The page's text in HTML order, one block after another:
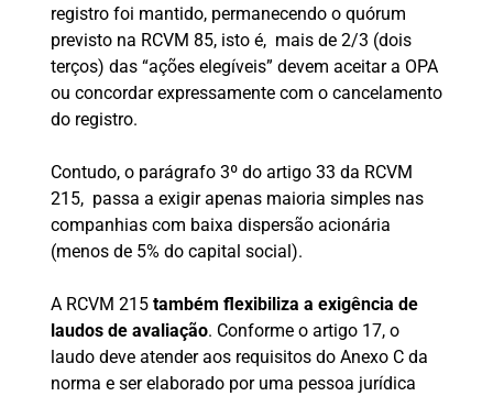
registro foi mantido, permanecendo o quórum
previsto na RCVM 85, isto é, mais de 2/3 (dois
terços) das “ações elegíveis” devem aceitar a OPA
ou concordar expressamente com o cancelamento
do registro.
Contudo, o parágrafo 3º do artigo 33 da RCVM
215, passa a exigir apenas maioria simples nas
companhias com baixa dispersão acionária
(menos de 5% do capital social).
A RCVM 215 também flexibiliza a exigência de
laudos de avaliação. Conforme o artigo 17, o
laudo deve atender aos requisitos do Anexo C da
norma e ser elaborado por uma pessoa jurídica